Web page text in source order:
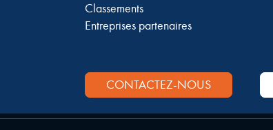
Classements
Entreprises partenaires
CONTACTEZ-NOUS